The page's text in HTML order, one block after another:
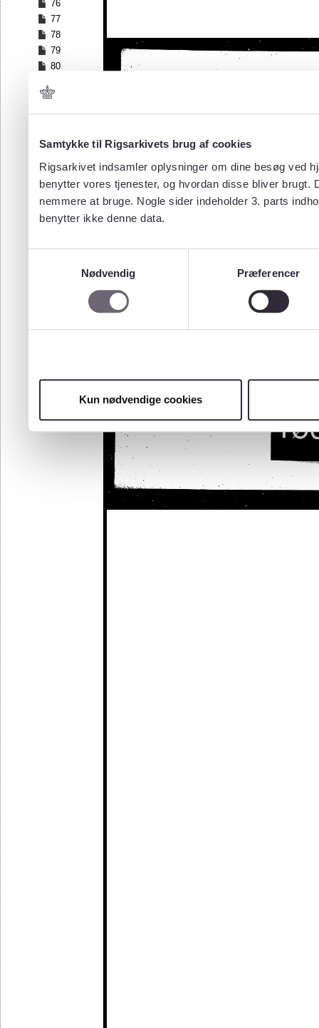
Samtykke til Rigsarkivets brug af cookies
Rigsarkivet indsamler oplysninger om dine besøg ved
benytter vores tjenester, og hvordan disse bliver
nemmere at bruge. Nogle sider indeholder 3. parts
benytter ikke denne data.
Nødvendig
Præferencer
Kun nødvendige cookies
76
77
78
79
80
82
83
85
87
88
89
90